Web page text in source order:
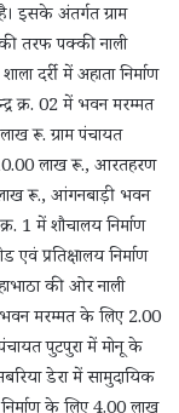
इसके अंतर्गत ग्राम
तरफ पक्की नाली
दर्री में अहाता निर्माण
क्र. 02 में भवन मरम्मत
रू. ग्राम पंचायत
लाख रू., आरतहरण
रू., आंगनबाड़ी भवन
1 में शौचालय निर्माण
प्रतिक्षालय निर्माण
की ओर नाली
मरम्मत के लिए 2.00
पुटपुरा में मोनू के
डेरा में सामुदायिक